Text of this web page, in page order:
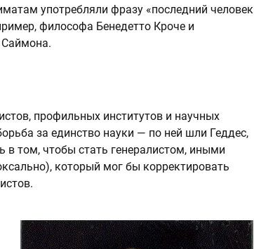
употребляли фразу «последний человек
философа Бенедетто Кроче и
Саймона.
профильных институтов и научных
за единство науки — по ней шли Геддес,
в том, чтобы стать генералистом, иными
который мог бы корректировать